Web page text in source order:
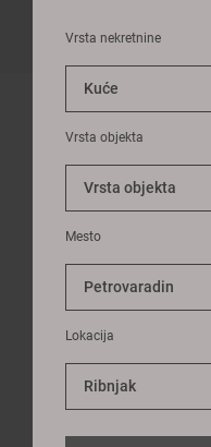
Vrsta nekretnine
Vrsta objekta
Mesto
Lokacija
Ribnjak